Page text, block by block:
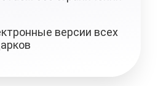
Подарочные
сертификаты
версии всех